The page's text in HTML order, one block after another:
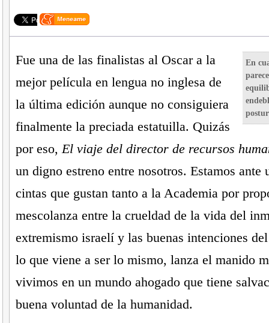
En
Fue una de las finalistas al Oscar a la
mejor película en lengua no inglesa de
la última edición aunque no consiguiera
finalmente la preciada estatuilla. Quizás
por eso,El viaje del director de recursos
un digno estreno entre nosotros. Estamos ante
cintas que gustan tanto a la Academia por
mescolanza entre la crueldad de la vida del
extremismo israelí y las buenas intenciones
lo que viene a ser lo mismo, lanza el manido
vivimos en un mundo ahogado que tiene
buena voluntad de la humanidad.